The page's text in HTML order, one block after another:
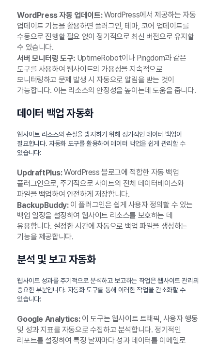
WordPress 자동 업데이트:WordPress에서 제공하는 자동
업데이트 기능을 활용하면 플러그인, 테마, 코어 업데이트를
수동으로 진행할 필요 없이 정기적으로 최신 버전으로 유지할
수 있습니다.
서버 모니터링 도구:UptimeRobot이나 Pingdom과 같은
도구를 사용하여 웹사이트의 가용성을 지속적으로
모니터링하고 문제 발생 시 자동으로 알림을 받는 것이
가능합니다. 이는 리소스의 안정성을 높이는데 도움을 줍니다.
데이터 백업 자동화
웹사이트 리소스의 손실을 방지하기 위해 정기적인 데이터 백업이
필요합니다. 자동화 도구를 활용하여 데이터 백업을 쉽게 관리할 수
있습니다:
UpdraftPlus:WordPress 블로그에 적합한 자동 백업
플러그인으로, 주기적으로 사이트의 전체 데이터베이스와
파일을 백업하여 안전하게 저장합니다.
BackupBuddy:이 플러그인은 쉽게 사용자 정의할 수 있는
백업 일정을 설정하여 웹사이트 리소스를 보호하는 데
유용합니다. 설정한 시간에 자동으로 백업 파일을 생성하는
기능을 제공합니다.
분석 및 보고 자동화
웹사이트 성과를 주기적으로 분석하고 보고하는 작업은 웹사이트 관리의
중요한 부분입니다. 자동화 도구를 통해 이러한 작업을 간소화할 수
있습니다:
Google Analytics:이 도구는 웹사이트 트래픽, 사용자 행동
및 성과 지표를 자동으로 수집하고 분석합니다. 정기적인
리포트를 설정하여 특정 날짜마다 성과 데이터를 이메일로